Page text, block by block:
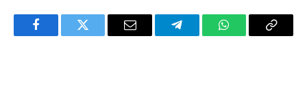
FacebookTwitter Email TelegramWhatsAppCopy